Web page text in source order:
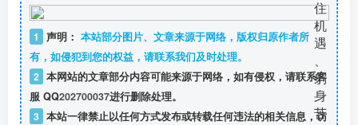
1 声明： 本站部分图片、文章来源于网络，版权归原作者所
有，如侵犯到您的权益，请联系我们及时处理。
2 本网站的文章部分内容可能来源于网络，如有侵权，请联系客
服 QQ202700037进行删除处理。
3 本站一律禁止以任何方式发布或转载任何违法的相关信息，访